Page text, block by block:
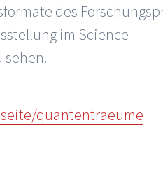
des
im Science
sehen.
quantentraeume